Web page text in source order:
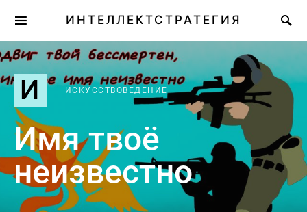
ИНТЕЛЛЕКТСТРАТЕГИЯ
И ИСКУССТВОВЕДЕНИЕ
Имя твоё
неизвестно